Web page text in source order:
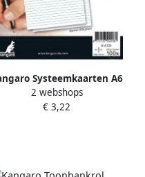
Systeemkaarten A6
105x148mm 100 stuks
2 webshops
€ 3,22